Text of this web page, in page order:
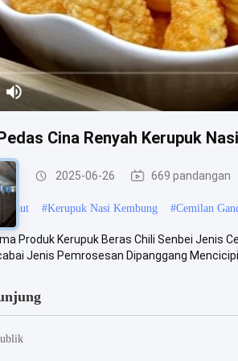
Cina Renyah Kerupuk
2025-06-26 669 pandangan
Laut #Kerupuk Nasi Kembung #Cemilan
Produk Kerupuk Beras Chili Senbei Jenis
Jenis Pemrosesan Dipanggang